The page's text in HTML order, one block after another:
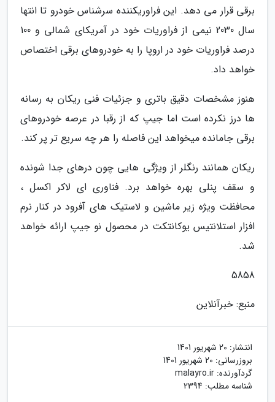
برقی قرار می دهد. این فراوریکننده سرشناس خودرو تا انتها
سال 2030 نیمی از فراوریات خود در آمریکای شمالی و 100
درصد فراوریات خود در اروپا را به خودروهای برقی اختصاص
خواهد داد.
هنوز مشخصات دقیق باتری و جزئیات فنی ریکان به رسانه
ها درز نکرده است اما جیپ که از رقبا در عرصه خودروهای
برقی جامانده میخواهد این فاصله را هر چه سریع تر پر کند.
ریکان همانند رنگلر از ویژگی هایی چون درهای جدا شونده
و سقف پنلی بهره خواهد برد. فناوری ای لاکر اکسل ،
محافظت ویژه زیر ماشین و لاستیک های آفرود در کنار نرم
افزار استلانتیس یوکانتکت در محصول نو جیپ ارائه خواهد
شد.
5858
منبع: خبرآنلاین
انتشار: 20 شهریور 1401
بروزرسانی: 20 شهریور 1401
گردآورنده: malayro.ir
شناسه مطلب: 2394